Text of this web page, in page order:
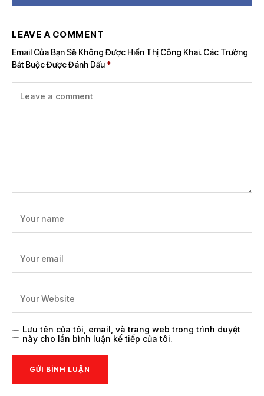
LEAVE A COMMENT
Email Của Bạn Sẽ Không Được Hiển Thị Công Khai. Các Trường
Bắt Buộc Được Đánh Dấu *
Lưu tên của tôi, email, và trang web trong trình duyệt
này cho lần bình luận kế tiếp của tôi.